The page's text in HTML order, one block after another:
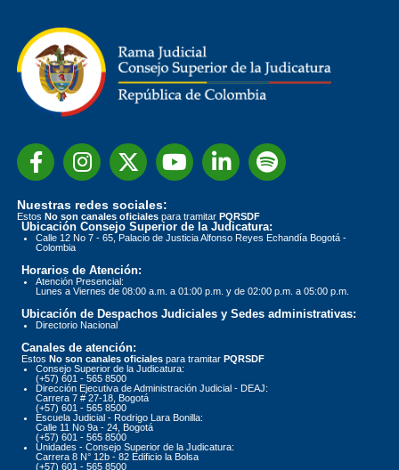
Nuestras redes sociales:
Estos No son canales oficiales para tramitar PQRSDF
Ubicación Consejo Superior de la Judicatura:
Calle 12 No 7 - 65, Palacio de Justicia Alfonso Reyes Echandía Bogotá -
Colombia
Horarios de Atención:
Atención Presencial:
Lunes a Viernes de 08:00 a.m. a 01:00 p.m. y de 02:00 p.m. a 05:00 p.m.
Ubicación de Despachos Judiciales y Sedes administrativas:
Directorio Nacional
Canales de atención:
Estos No son canales oficiales para tramitar PQRSDF
Consejo Superior de la Judicatura:
(+57) 601 - 565 8500
Dirección Ejecutiva de Administración Judicial - DEAJ:
Carrera 7 # 27-18, Bogotá
(+57) 601 - 565 8500
Escuela Judicial - Rodrigo Lara Bonilla:
Calle 11 No 9a - 24, Bogotá
(+57) 601 - 565 8500
Unidades - Consejo Superior de la Judicatura:
Carrera 8 N° 12b - 82 Edificio la Bolsa
(+57) 601 - 565 8500